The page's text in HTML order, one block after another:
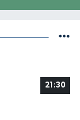
21:30